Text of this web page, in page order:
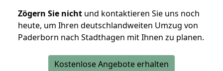
Zögern Sie nicht und kontaktieren Sie uns noch
heute, um Ihren deutschlandweiten Umzug von
Paderborn nach Stadthagen mit Ihnen zu planen.
Kostenlose Angebote erhalten